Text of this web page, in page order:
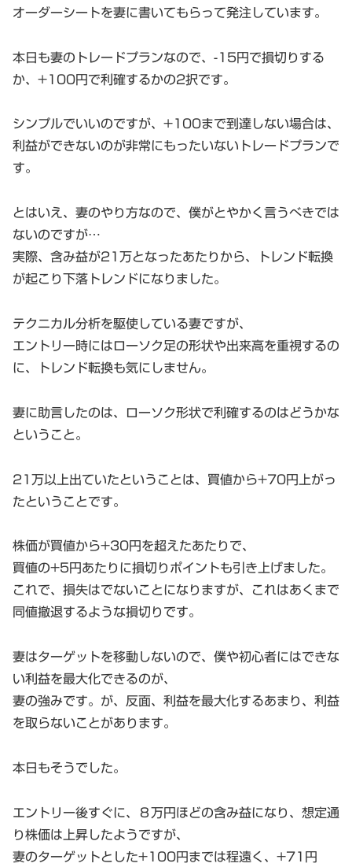
オーダーシートを妻に書いてもらって発注しています。
本日も妻のトレードプランなので、-15円で損切りする
か、+100円で利確するかの2択です。
シンプルでいいのですが、+100まで到達しない場合は、
利益ができないのが非常にもったいないトレードプランで
す。
とはいえ、妻のやり方なので、僕がとやかく言うべきでは
ないのですが…
実際、含み益が21万となったあたりから、トレンド転換
が起こり下落トレンドになりました。
テクニカル分析を駆使している妻ですが、
エントリー時にはローソク足の形状や出来高を重視するの
に、トレンド転換も気にしません。
妻に助言したのは、ローソク形状で利確するのはどうかな
ということ。
21万以上出ていたということは、買値から+70円上がっ
たということです。
株価が買値から+30円を超えたあたりで、
買値の+5円あたりに損切りポイントも引き上げました。
これで、損失はでないことになりますが、これはあくまで
同値撤退するような損切りです。
妻はターゲットを移動しないので、僕や初心者にはできな
い利益を最大化できるのが、
妻の強みです。が、反面、利益を最大化するあまり、利益
を取らないことがあります。
本日もそうでした。
エントリー後すぐに、８万円ほどの含み益になり、想定通
り株価は上昇したようですが、
妻のターゲットとした+100円までは程遠く、+71円